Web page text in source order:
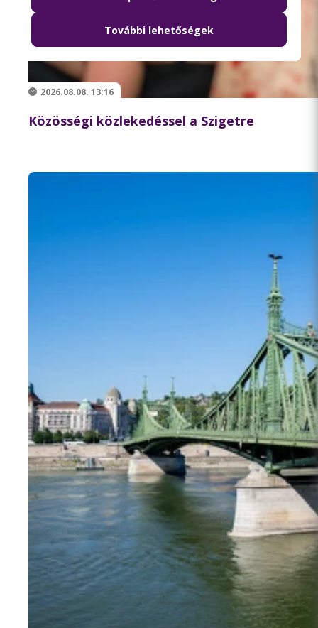
2026.08.08. 13:16
Közösségi közlekedéssel a Szigetre
További lehetőségek